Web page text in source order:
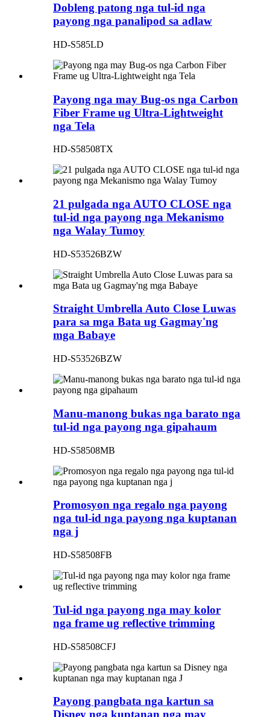
Dobleng patong nga tul-id nga
payong nga panalipod sa adlaw
HD-S585LD
Payong nga may Bug-os nga Carbon
Fiber Frame ug Ultra-Lightweight
nga Tela
HD-S58508TX
21 pulgada nga AUTO CLOSE nga
tul-id nga payong nga Mekanismo
nga Walay Tumoy
HD-S53526BZW
Straight Umbrella Auto Close Luwas
para sa mga Bata ug Gagmay'ng
mga Babaye
HD-S53526BZW
Manu-manong bukas nga barato nga
tul-id nga payong nga gipahaum
HD-S58508MB
Promosyon nga regalo nga payong
nga tul-id nga payong nga kuptanan
nga j
HD-S58508FB
Tul-id nga payong nga may kolor
nga frame ug reflective trimming
HD-S58508CFJ
Payong pangbata nga kartun sa
Disney nga kuptanan nga may